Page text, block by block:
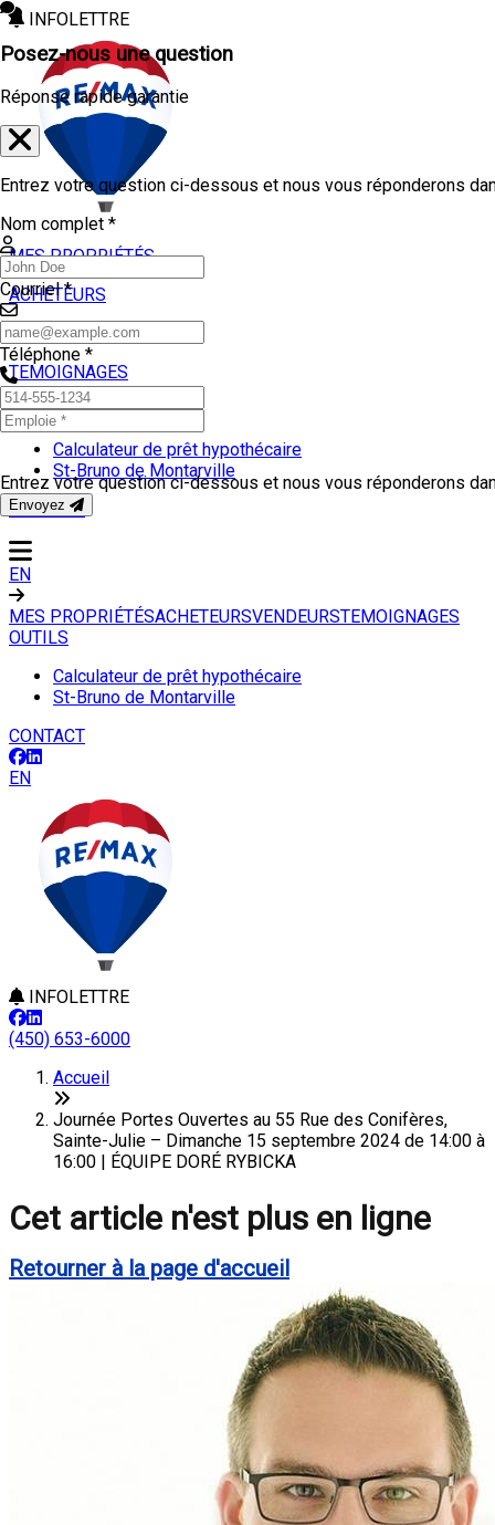
INFOLETTRE
MES PROPRIÉTÉS
ACHETEURS
VENDEURS
TEMOIGNAGES
OUTILS
Calculateur de prêt hypothécaire
St-Bruno de Montarville
CONTACT
EN
MES PROPRIÉTÉSACHETEURSVENDEURSTEMOIGNAGES
OUTILS
Calculateur de prêt hypothécaire
St-Bruno de Montarville
CONTACT
EN
INFOLETTRE
(450) 653-6000
Accueil
Journée Portes Ouvertes au 55 Rue des Conifères,
Sainte-Julie – Dimanche 15 septembre 2024 de 14:00 à
16:00 | ÉQUIPE DORÉ RYBICKA
Cet article n'est plus en ligne
Retourner à la page d'accueil
Posez-nous une question
Réponse rapide garantie
Entrez votre question ci-dessous et nous vous réponderons
Nom complet *
Courriel *
Téléphone *
Entrez votre question ci-dessous et nous vous réponderons
Envoyez